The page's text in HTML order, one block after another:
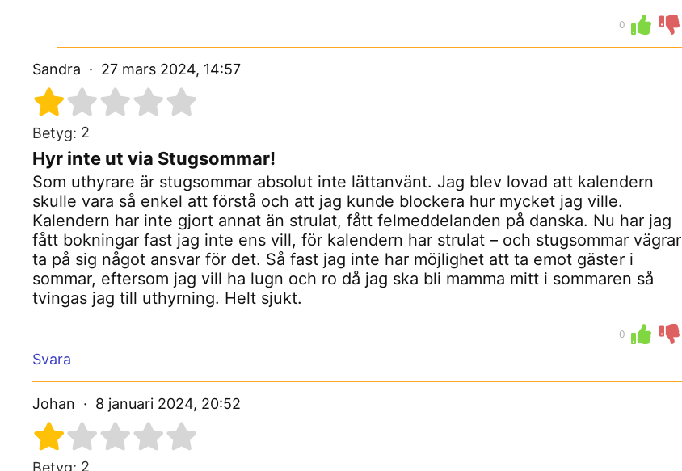
0
Sandra 27 mars 2024, 14:57
Betyg: 2
Hyr inte ut via Stugsommar!
Som uthyrare är stugsommar absolut inte lättanvänt. Jag blev lovad att kalendern
skulle vara så enkel att förstå och att jag kunde blockera hur mycket jag ville.
Kalendern har inte gjort annat än strulat, fått felmeddelanden på danska. Nu har jag
fått bokningar fast jag inte ens vill, för kalendern har strulat – och stugsommar vägrar
ta på sig något ansvar för det. Så fast jag inte har möjlighet att ta emot gäster i
sommar, eftersom jag vill ha lugn och ro då jag ska bli mamma mitt i sommaren så
tvingas jag till uthyrning. Helt sjukt.
0
Svara
Johan 8 januari 2024, 20:52
Betyg: 2